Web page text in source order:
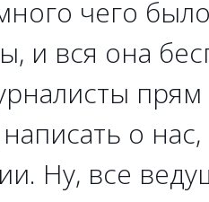
чего
и вся она
о
Ну, все